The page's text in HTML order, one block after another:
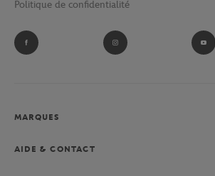
et ramasseurs de balles du tournoi
Fan absolu de Novak Djokovic ? Laissez-
collection performance constituée d’un polo,
Politique de confidentialité
MARQUES
AIDE & CONTACT